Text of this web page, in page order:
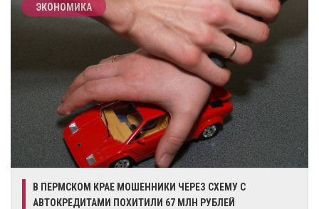
ЭКОНОМИКА
В ПЕРМСКОМ КРАЕ МОШЕННИКИ ЧЕРЕЗ СХЕМУ С
АВТОКРЕДИТАМИ ПОХИТИЛИ 67 МЛН РУБЛЕЙ